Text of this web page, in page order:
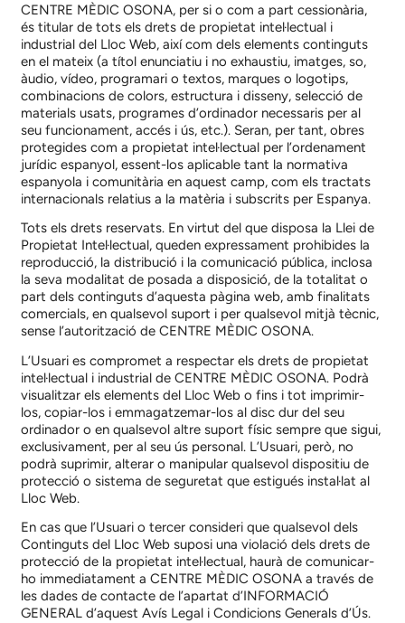
CENTRE MÈDIC OSONA, per si o com a part cessionària,
és titular de tots els drets de propietat intel·lectual i
industrial del Lloc Web, així com dels elements continguts
en el mateix (a títol enunciatiu i no exhaustiu, imatges, so,
àudio, vídeo, programari o textos, marques o logotips,
combinacions de colors, estructura i disseny, selecció de
materials usats, programes d’ordinador necessaris per al
seu funcionament, accés i ús, etc.). Seran, per tant, obres
protegides com a propietat intel·lectual per l’ordenament
jurídic espanyol, essent-los aplicable tant la normativa
espanyola i comunitària en aquest camp, com els tractats
internacionals relatius a la matèria i subscrits per Espanya.
Tots els drets reservats. En virtut del que disposa la Llei de
Propietat Intel·lectual, queden expressament prohibides la
reproducció, la distribució i la comunicació pública, inclosa
la seva modalitat de posada a disposició, de la totalitat o
part dels continguts d’aquesta pàgina web, amb finalitats
comercials, en qualsevol suport i per qualsevol mitjà tècnic,
sense l’autorització deCENTRE MÈDIC OSONA.
L’Usuari es compromet a respectar els drets de propietat
intel·lectual i industrial deCENTRE MÈDIC OSONA. Podrà
visualitzar els elements del Lloc Web o fins i tot imprimir-
los, copiar-los i emmagatzemar-los al disc dur del seu
ordinador o en qualsevol altre suport físic sempre que sigui,
exclusivament, per al seu ús personal. L’Usuari, però, no
podrà suprimir, alterar o manipular qualsevol dispositiu de
protecció o sistema de seguretat que estigués instal·lat al
Lloc Web.
En cas que l’Usuari o tercer consideri que qualsevol dels
Continguts del Lloc Web suposi una violació dels drets de
protecció de la propietat intel·lectual, haurà de comunicar-
ho immediatament aCENTRE MÈDIC OSONA a través de
les dades de contacte de l’apartat d’INFORMACIÓ
GENERAL d’aquest Avís Legal i Condicions Generals d’Ús.